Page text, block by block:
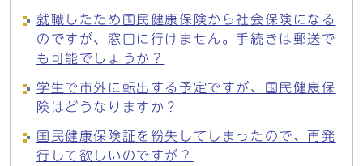
就職したため国民健康保険から社会保険になる
のですが、窓口に行けません。手続きは郵送で
も可能でしょうか？
学生で市外に転出する予定ですが、国民健康保
険はどうなりますか？
国民健康保険証を紛失してしまったので、再発
行して欲しいのですが？